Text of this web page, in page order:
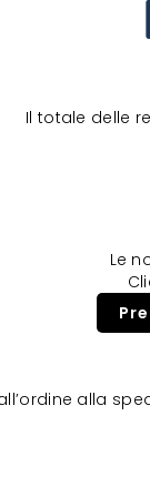
Il totale delle
Le
alla